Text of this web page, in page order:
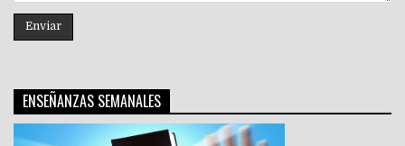
ENSEÑANZAS SEMANALES